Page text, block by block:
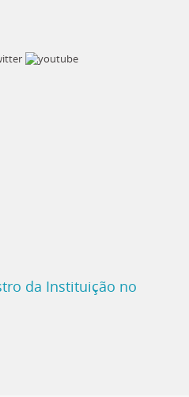
da Instituição no